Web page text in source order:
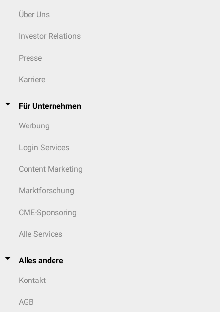
Über Uns
Investor Relations
Presse
Karriere
Für Unternehmen
Werbung
Login Services
Content Marketing
Marktforschung
CME-Sponsoring
Alle Services
Alles andere
Kontakt
AGB